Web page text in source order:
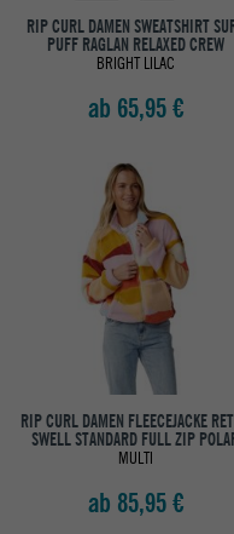
RIP CURL DAMEN SWEATSHIRT
PUFF RAGLAN RELAXED CREW
BRIGHT LILAC
ab 65,95 €
RIP CURL DAMEN FLEECEJACKE
SWELL STANDARD FULL ZIP
MULTI
ab 85,95 €